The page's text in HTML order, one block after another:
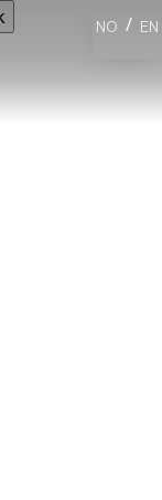
NO / EN